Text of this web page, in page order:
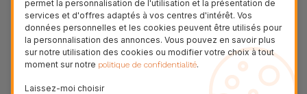
silicone
Nos coques en silicone pour iPhone ont une
construction robuste et de qualité, avec une
construction à trois couches, pour éviter au
permet la personnalisation de l'utilisation et la présentation de
services et d'offres adaptés à vos centres d'intérêt. Vos
données personnelles et les cookies peuvent être utilisés pour
la personnalisation des annonces. Vous pouvez en savoir plus
sur notre utilisation des cookies ou modifier votre choix à tout
moment sur notre politique de confidentialité.
Laissez-moi choisir